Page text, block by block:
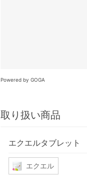
Powered by GOGA
取り扱い商品
エクエルタブレット
エクエル